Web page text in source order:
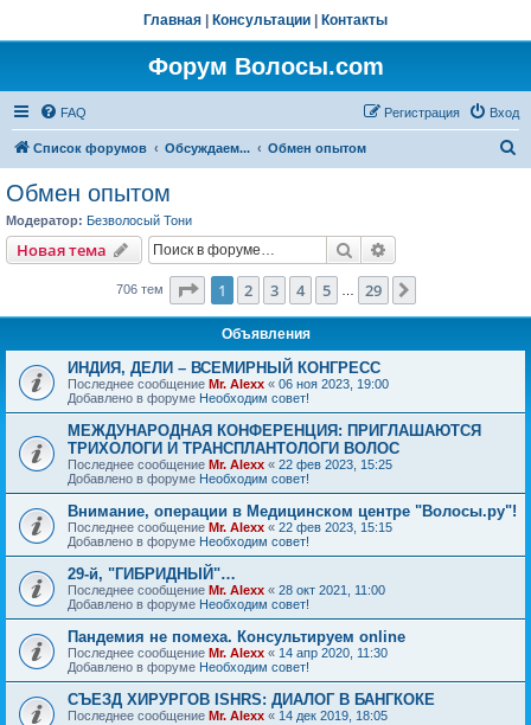
Главная Консультации Контакты
Форум Волосы.com
FAQ Вход
Регистрация
Список форумов Обсуждаем... Обмен опытом
Обмен опытом
Модератор: Безволосый Тони
Новая тема Поиск
706 тем Страница из 29
1 2 3 4 5 29
Объявления
ИНДИЯ, ДЕЛИ – ВСЕМИРНЫЙ КОНГРЕСС
Последнее сообщение Mr. Alexx « 06 ноя 2023, 19:00
Добавлено в форуме Необходим совет!
МЕЖДУНАРОДНАЯ КОНФЕРЕНЦИЯ: ПРИГЛАШАЮТСЯ
ТРИХОЛОГИ И ТРАНСПЛАНТОЛОГИ ВОЛОС
Последнее сообщение Mr. Alexx « 22 фев 2023, 15:25
Добавлено в форуме Необходим совет!
Внимание, операции в Медицинском центре "Волосы.ру"!
Последнее сообщение Mr. Alexx « 22 фев 2023, 15:15
Добавлено в форуме Необходим совет!
29-й, "ГИБРИДНЫЙ"…
Последнее сообщение Mr. Alexx « 28 окт 2021, 11:00
Добавлено в форуме Необходим совет!
Пандемия не помеха. Консультируем online
Последнее сообщение Mr. Alexx « 14 апр 2020, 11:30
Добавлено в форуме Необходим совет!
СЪЕЗД ХИРУРГОВ ISHRS: ДИАЛОГ В БАНГКОКЕ
Последнее сообщение Mr. Alexx « 14 дек 2019, 18:05